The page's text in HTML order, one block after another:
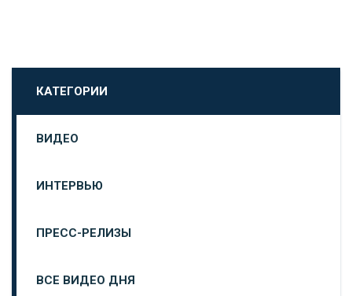
КАТЕГОРИИ
ВИДЕО
ИНТЕРВЬЮ
ПРЕСС-РЕЛИЗЫ
ВСЕ ВИДЕО ДНЯ